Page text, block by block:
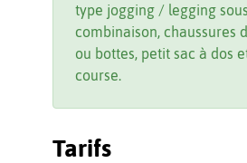
type jogging / legging
combinaison, chaussures
ou bottes, petit sac à dos
course.
Tarifs